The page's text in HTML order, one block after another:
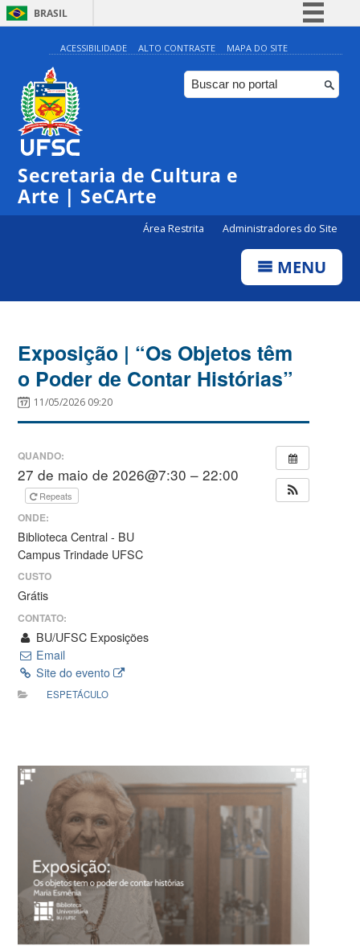
BRASIL
Simplifique!
Comunica BR
Participe
ACESSIBILIDADE ALTO CONTRASTE MAPA DO SITE
Secretaria de Cultura e
Arte | SeCArte
Área Restrita Administradores do Site
MENU
Exposição | “Os Objetos têm
o Poder de Contar Histórias”
11/05/2026 09:20
QUANDO:
27 de maio de 2026@7:30 – 22:00
Repeats
ONDE:
Biblioteca Central - BU
Campus Trindade UFSC
CUSTO
Grátis
CONTATO:
BU/UFSC Exposições
Email
Site do evento
ESPETÁCULO